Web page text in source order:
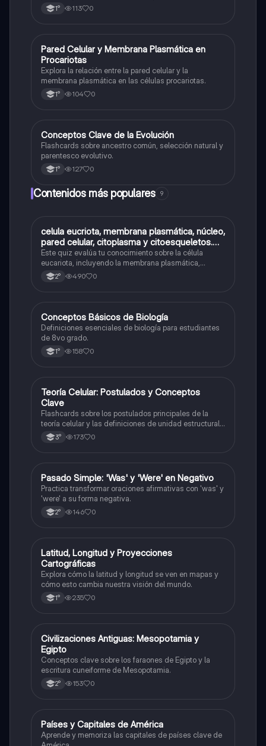
1° 113 0
PBiología
Pared Celular y Membrana Plasmática en
Procariotas
Explora la relación entre la pared celular y la
membrana plasmática en las células procariotas.
1° 104 0
CBiología
Conceptos Clave de la Evolución
Flashcards sobre ancestro común, selección natural y
parentesco evolutivo.
1° 127 0
Contenidos más populares 9
CBiología
celula eucriota, membrana plasmática, núcleo,
pared celular, citoplasma y citoesqueletos.
nombre se las partes de la celula eucariota
Este quiz evalúa tu conocimiento sobre la célula
eucariota, incluyendo la membrana plasmática,
núcleo, pared celular, citoplasma y citoesqueleto.
2° 490 0
CBiología
Conceptos Básicos de Biología
Definiciones esenciales de biología para estudiantes
de 8vo grado.
1° 158 0
TBiología
Teoría Celular: Postulados y Conceptos
Clave
Flashcards sobre los postulados principales de la
teoría celular y las definiciones de unidad estructural
y funcional.
3° 173 0
PInglés
Pasado Simple: 'Was' y 'Were' en Negativo
Practica transformar oraciones afirmativas con 'was' y
'were' a su forma negativa.
2° 146 0
LGeografía
Latitud, Longitud y Proyecciones
Cartográficas
Explora cómo la latitud y longitud se ven en mapas y
cómo esto cambia nuestra visión del mundo.
1° 235 0
CHistoria
Civilizaciones Antiguas: Mesopotamia y
Egipto
Conceptos clave sobre los faraones de Egipto y la
escritura cuneiforme de Mesopotamia.
2° 153 0
PGeografía
Países y Capitales de América
Aprende y memoriza las capitales de países clave de